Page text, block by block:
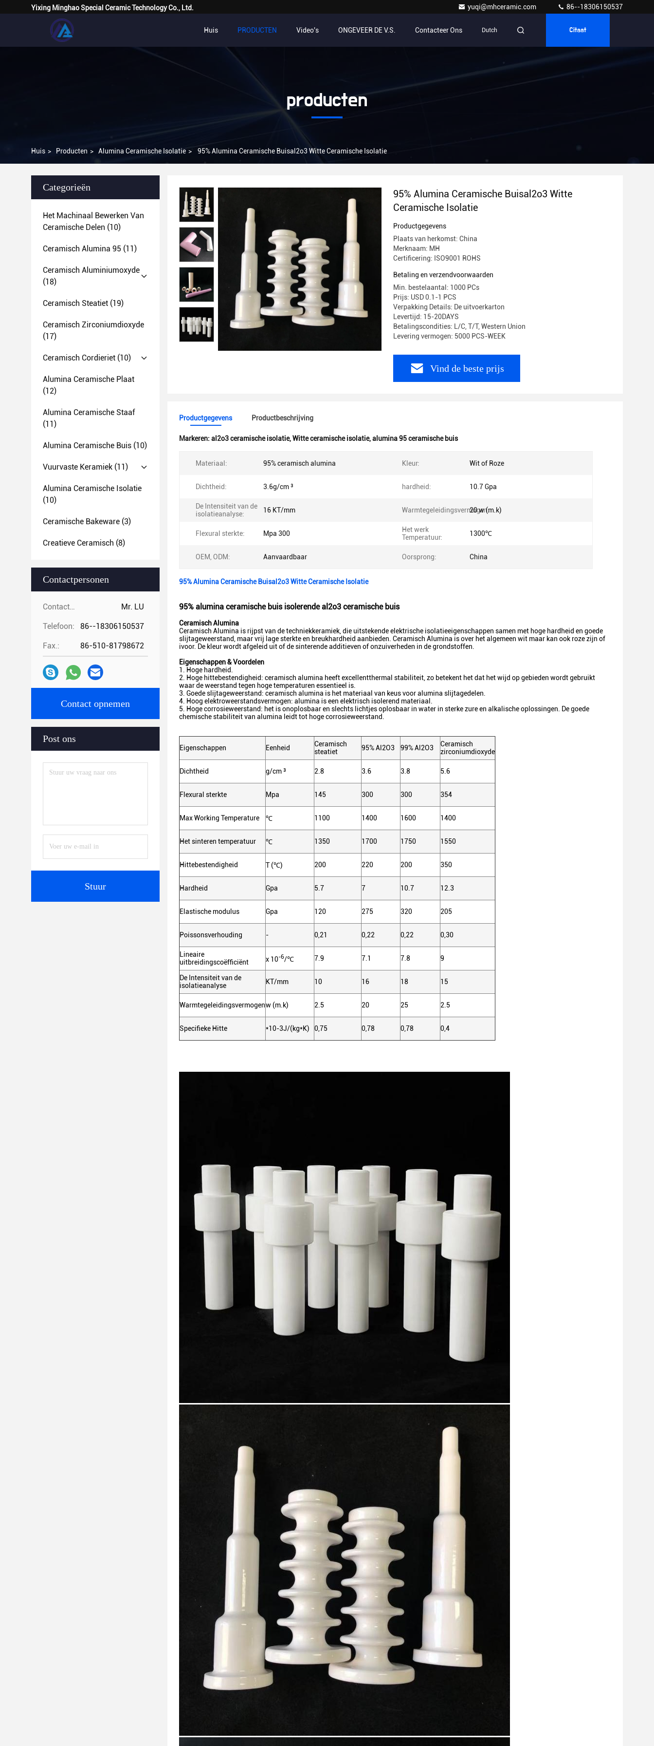
Yixing Minghao Special Ceramic Technology Co., Ltd. yuqi@mhceramic.com 86--18306150537
Huis PRODUCTEN Video's ONGEVEER DE V.S. Contacteer Ons Dutch Citaat
producten
Huis > Producten > Alumina Ceramische Isolatie > 95% Alumina Ceramische Buisal2o3 Witte Ceramische Isolatie
Categorieën
Het Machinaal Bewerken Van
Ceramische Delen (10)
Ceramisch Alumina 95 (11)
Ceramisch Aluminiumoxyde
(18)
Ceramisch Steatiet (19)
Ceramisch Zirconiumdioxyde
(17)
Ceramisch Cordieriet (10)
Alumina Ceramische Plaat
(12)
Alumina Ceramische Staaf
(11)
Alumina Ceramische Buis (10)
Vuurvaste Keramiek (11)
Alumina Ceramische Isolatie
(10)
Ceramische Bakeware (3)
Creatieve Ceramisch (8)
Contactpersonen
Contactpersonen: Mr. LU
Telefoon: 86--18306150537
Fax.: 86-510-81798672
Contact opnemen
Post ons
Stuur
95% Alumina Ceramische Buisal2o3 Witte
Ceramische Isolatie
Productgegevens
Plaats van herkomst: China
Merknaam: MH
Certificering: ISO9001 ROHS
Betaling en verzendvoorwaarden
Min. bestelaantal: 1000 PCs
Prijs: USD 0.1-1 PCS
Verpakking Details: De uitvoerkarton
Levertijd: 15-20DAYS
Betalingscondities: L/C, T/T, Western Union
Levering vermogen: 5000 PCS-WEEK
Vind de beste prijs
Productgegevens Productbeschrijving
Markeren: al2o3 ceramische isolatie,Witte ceramische isolatie,alumina 95 ceramische buis
Materiaal: 95% ceramisch alumina Kleur: Wit of Roze
Dichtheid: 3.6g/cm ³ hardheid: 10.7 Gpa
De Intensiteit van de
isolatieanalyse:
16 KT/mm Warmtegeleidingsvermogen:
20 w (m.k)
Flexural sterkte: Mpa 300
Het werk
Temperatuur:
1300℃
OEM, ODM: Aanvaardbaar Oorsprong: China
95% Alumina Ceramische Buisal2o3 Witte Ceramische Isolatie
95% alumina ceramische buis isolerende al2o3 ceramische buis
Ceramisch Alumina
Ceramisch Alumina is rijpst van de techniekkeramiek, die uitstekende elektrische isolatieeigenschappen samen met hoge hardheid en goede
slijtageweerstand, maar vrij lage sterkte en breukhardheid aanbieden. Ceramisch Alumina is over het algemeen wit maar kan ook roze zijn of
ivoor. De kleur wordt afgeleid uit of de sinterende additieven of onzuiverheden in de grondstoffen.
Eigenschappen & Voordelen
1. Hoge hardheid.
2. Hoge hittebestendigheid: ceramisch alumina heeft excellentthermal stabiliteit, zo betekent het dat het wijd op gebieden wordt gebruikt
waar de weerstand tegen hoge temperaturen essentieel is.
3. Goede slijtageweerstand: ceramisch alumina is het materiaal van keus voor alumina slijtagedelen.
4. Hoog elektroweerstandsvermogen: alumina is een elektrisch isolerend materiaal.
5. Hoge corrosieweerstand: het is onoplosbaar en slechts lichtjes oplosbaar in water in sterke zure en alkalische oplossingen. De goede
chemische stabiliteit van alumina leidt tot hoge corrosieweerstand.
Eigenschappen Eenheid
Ceramisch
steatiet
95% Al2O3 99% Al2O3
Ceramisch
zirconiumdioxyde
Dichtheid g/cm ³ 2.8 3.6 3.8 5.6
Flexural sterkte Mpa 145 300 300 354
Max Working Temperature ℃ 1100 1400 1600 1400
Het sinteren temperatuur ℃ 1350 1700 1750 1550
Hittebestendigheid T (℃) 200 220 200 350
Hardheid Gpa 5.7 7 10.7 12.3
Elastische modulus Gpa 120 275 320 205
Poissonsverhouding - 0,21 0,22 0,22 0,30
Lineaire
uitbreidingscoëfficiënt
x 10-6/℃ 7.9 7.1 7.8 9
De Intensiteit van de
isolatieanalyse
KT/mm 10 16 18 15
Warmtegeleidingsvermogenw (m.k) 2.5 20 25 2.5
Specifieke Hitte *10-3J/(kg*K) 0,75 0,78 0,78 0,4